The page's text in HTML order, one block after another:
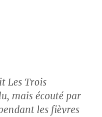
Les Trois
mais écouté par
les fièvres